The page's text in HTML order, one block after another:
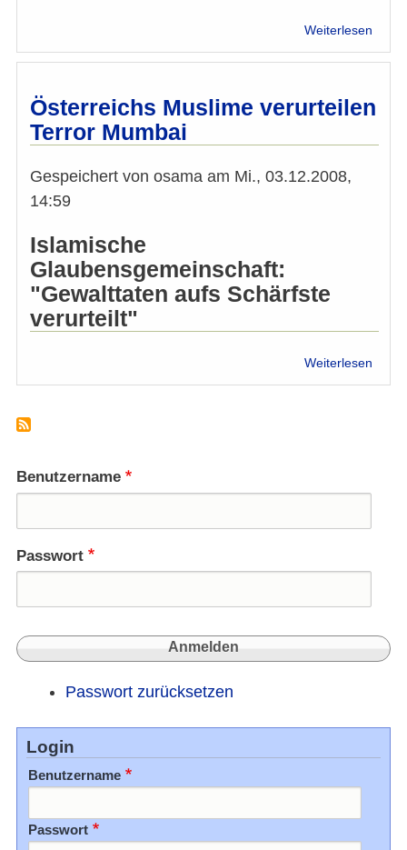
Weiterlesen
Österreichs Muslime verurteilen
Terror Mumbai
Gespeichert von osama am Mi., 03.12.2008,
14:59
Islamische
Glaubensgemeinschaft:
"Gewalttaten aufs Schärfste
verurteilt"
Weiterlesen
Benutzername
Passwort
Passwort zurücksetzen
Login
Benutzername
Passwort